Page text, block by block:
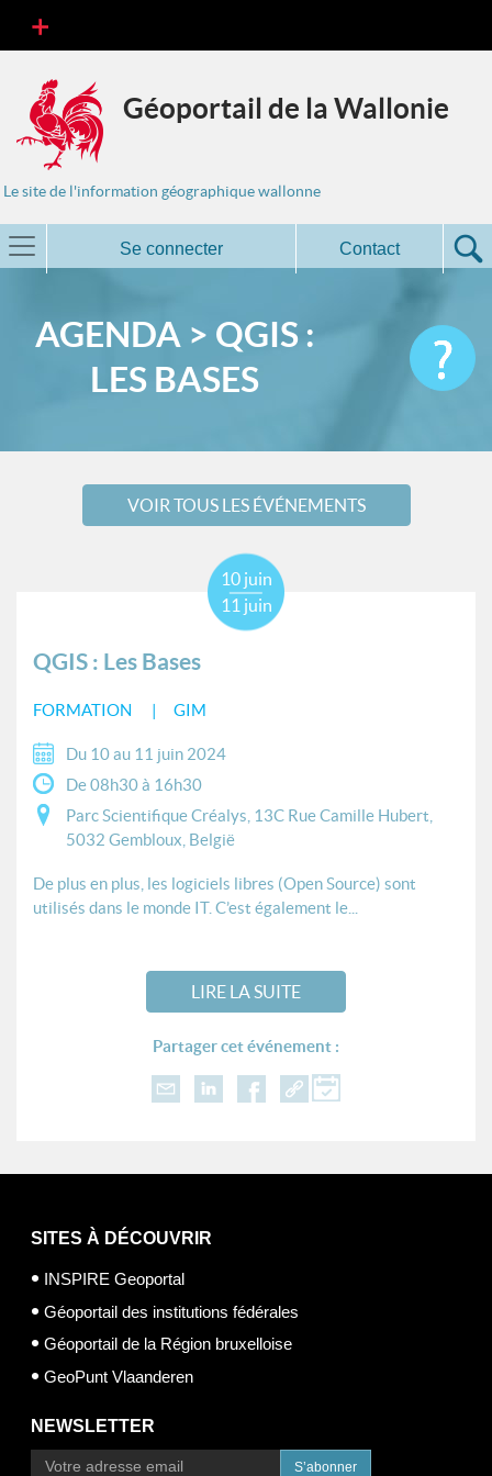
Géoportail de la Wallonie
Le site de l'information géographique wallonne
Se connecter Contact
AGENDA > QGIS :
LES BASES
VOIR TOUS LES ÉVÉNEMENTS
QGIS : Les Bases
FORMATION GIM
10 juin
11 juin
Du 10 au 11 juin 2024
De 08h30 à 16h30
Parc Scientifique Créalys, 13C Rue Camille Hubert,
5032 Gembloux, België
De plus en plus, les logiciels libres (Open Source) sont
utilisés dans le monde IT. C’est également le...
LIRE LA SUITE
Partager cet événement :
SITES À DÉCOUVRIR
INSPIRE Geoportal
Géoportail des institutions fédérales
Géoportail de la Région bruxelloise
GeoPunt Vlaanderen
NEWSLETTER
S’abonner